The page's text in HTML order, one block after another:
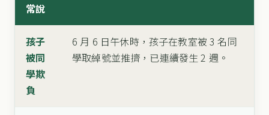
常說
孩子
被同
學欺
負
6 月 6 日午休時，孩子在教室被 3 名同
學取綽號並推擠，已連續發生 2 週。